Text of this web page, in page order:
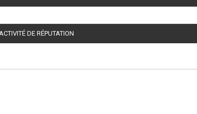
DE RÉPUTATION